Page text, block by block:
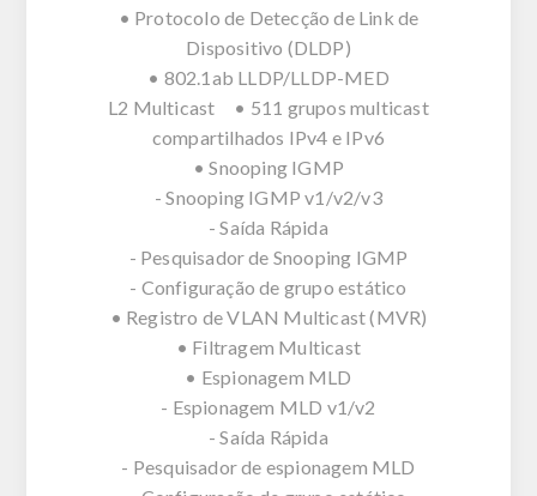
• Protocolo de Detecção de Link de
Dispositivo (DLDP)
• 802.1ab LLDP/LLDP-MED
L2 Multicast • 511 grupos multicast
compartilhados IPv4 e IPv6
• Snooping IGMP
- Snooping IGMP v1/v2/v3
- Saída Rápida
- Pesquisador de Snooping IGMP
- Configuração de grupo estático
• Registro de VLAN Multicast (MVR)
• Filtragem Multicast
• Espionagem MLD
- Espionagem MLD v1/v2
- Saída Rápida
- Pesquisador de espionagem MLD